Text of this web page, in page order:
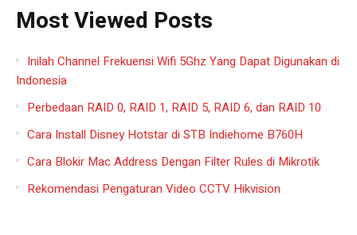
Most Viewed Posts
Inilah Channel Frekuensi Wifi 5Ghz Yang Dapat Digunakan di
Indonesia
Perbedaan RAID 0, RAID 1, RAID 5, RAID 6, dan RAID 10
Cara Install Disney Hotstar di STB Indiehome B760H
Cara Blokir Mac Address Dengan Filter Rules di Mikrotik
Rekomendasi Pengaturan Video CCTV Hikvision